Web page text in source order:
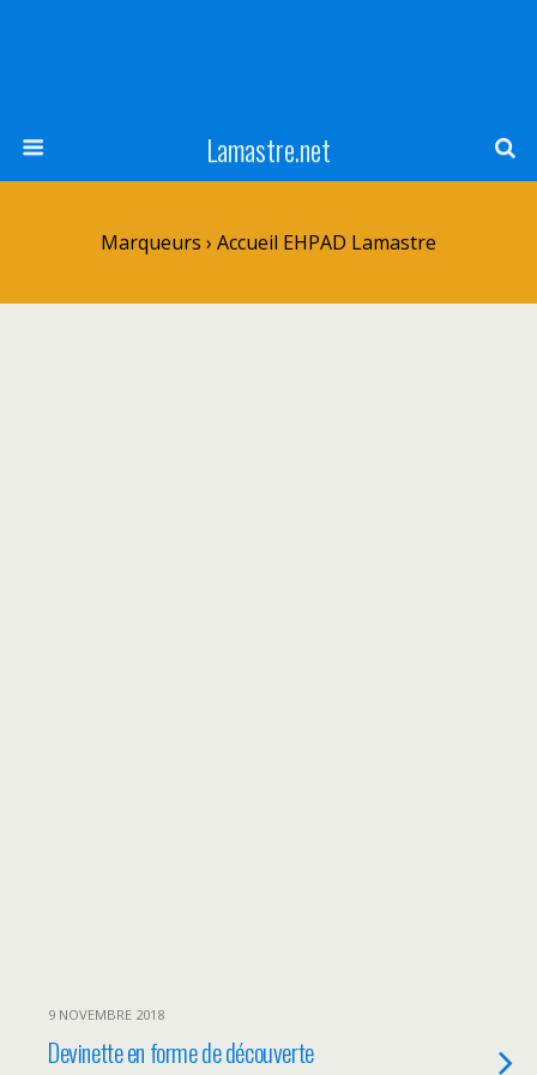
Lamastre.net
Marqueurs › Accueil EHPAD Lamastre
9 NOVEMBRE 2018
Devinette en forme de découverte